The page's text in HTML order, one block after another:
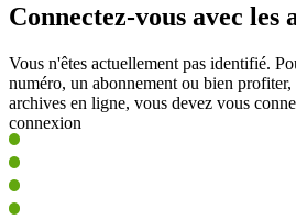
Connectez-vous avec les
Vous n'êtes actuellement pas identifié.
numéro, un abonnement ou bien profiter,
archives en ligne, vous devez vous
connexion